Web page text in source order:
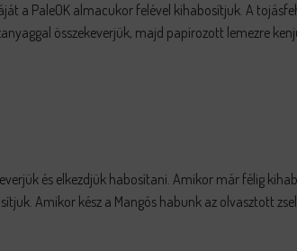
a PaleOK almacukor felével kihabosítjuk. A
összekeverjük, majd papírozott lemezre
és elkezdjük habosítani. Amikor már félig
Amikor kész a Mangós habunk az olvasztott